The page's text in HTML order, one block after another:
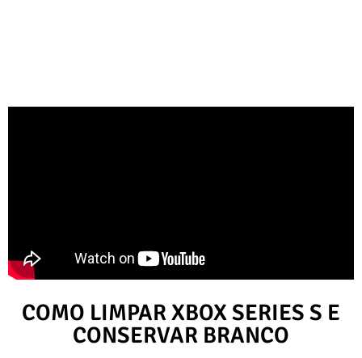
COMO LIMPAR XBOX SERIES S E
CONSERVAR BRANCO